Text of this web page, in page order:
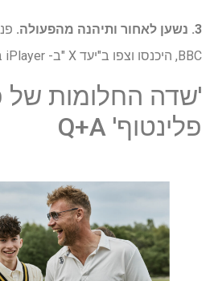
3. נשען לאחור ותיהנה מהפעולה.
BBC, היכנסו וצפו ב"יעד X "ב- iPlayer בחינם.
'שדה החלומות של
פלינטוף' Q+A